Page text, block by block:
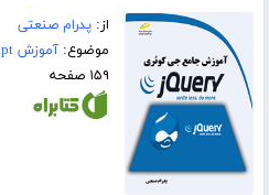
از:پدرام صنعتی
موضوع:آموزش Javascript
۱۵۹ صفحه